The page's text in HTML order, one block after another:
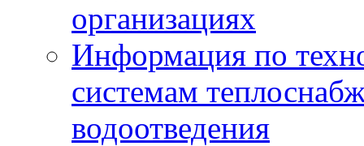
организациях
Информация по
системам
водоотведения